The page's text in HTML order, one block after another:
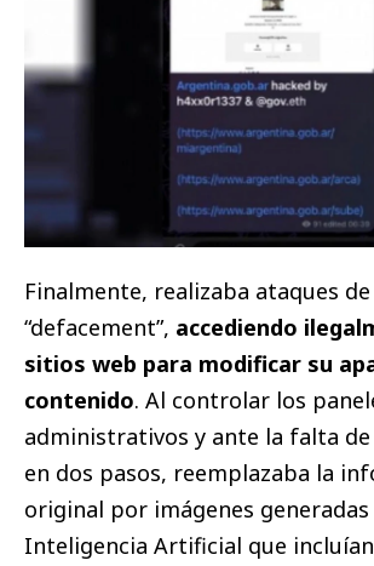
Finalmente, realizaba ataques
“defacement”, accediendo
sitios web para modificar su
contenido. Al controlar los
administrativos y ante la falta
en dos pasos, reemplazaba la
original por imágenes generadas
Inteligencia Artificial que